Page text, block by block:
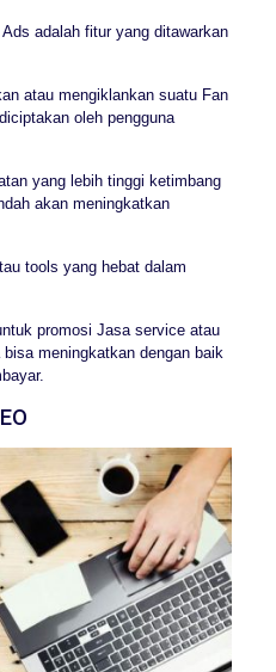
adalah fitur yang ditawarkan
atau mengiklankan suatu Fan
oleh pengguna
yang lebih tinggi ketimbang
akan meningkatkan
tools yang hebat dalam
promosi Jasa service atau
meningkatkan dengan baik